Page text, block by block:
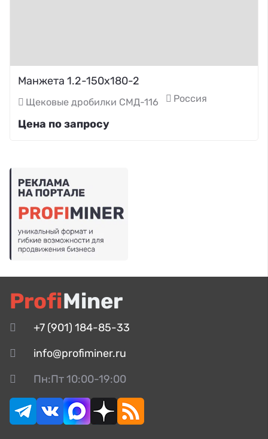
Манжета 1.2-150х180-2
Щековые дробилки СМД-116 Россия
Цена по запросу
ProfiMiner
+7 (901) 184-85-33
info@profiminer.ru
Пн:Пт 10:00-19:00